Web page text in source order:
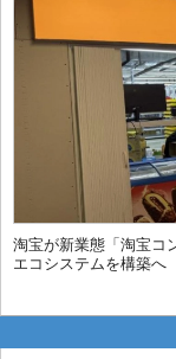
淘宝が新業態「淘宝コ
エコシステムを構築へ